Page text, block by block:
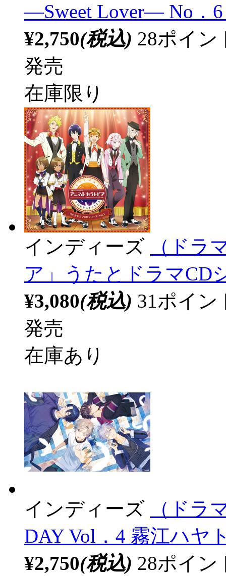
―Sweet Lover― No．6
¥2,750(税込) 28ポイ
発売
在庫限り
インディーズ
（ドラ
ア」うたとドラマCD
¥3,080(税込) 31ポイ
発売
在庫あり
インディーズ
（ドラ
DAY Vol．4 霧江ハヤ
¥2,750(税込) 28ポイ